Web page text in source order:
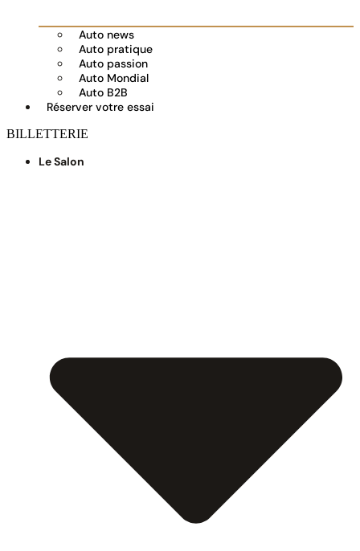
Auto news
Auto pratique
Auto passion
Auto Mondial
Auto B2B
Réserver votre essai
BILLETTERIE
Le Salon